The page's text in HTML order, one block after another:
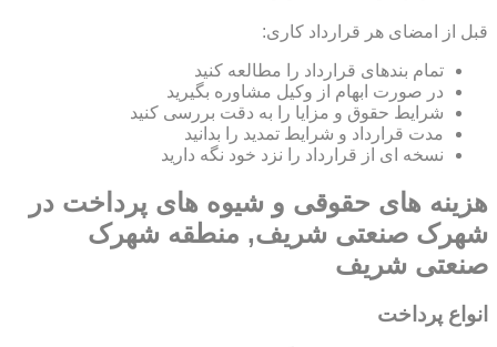
قبل از امضای هر قرارداد کاری:
تمام بندهای قرارداد را مطالعه کنید
در صورت ابهام از وکیل مشاوره بگیرید
شرایط حقوق و مزایا را به دقت بررسی کنید
مدت قرارداد و شرایط تمدید را بدانید
نسخه ای از قرارداد را نزد خود نگه دارید
هزینه های حقوقی و شیوه های پرداخت در
شهرک صنعتی شریف, منطقه شهرک
صنعتی شریف
انواع پرداخت